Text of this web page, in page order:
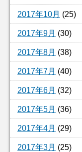
2017年10月 (25)
2017年9月 (30)
2017年8月 (38)
2017年7月 (40)
2017年6月 (32)
2017年5月 (36)
2017年4月 (29)
2017年3月 (25)